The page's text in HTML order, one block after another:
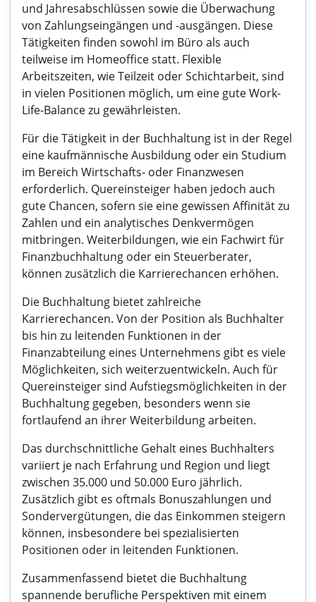
und Jahresabschlüssen sowie die Überwachung
von Zahlungseingängen und -ausgängen. Diese
Tätigkeiten finden sowohl im Büro als auch
teilweise im Homeoffice statt. Flexible
Arbeitszeiten, wie Teilzeit oder Schichtarbeit, sind
in vielen Positionen möglich, um eine gute Work-
Life-Balance zu gewährleisten.
Für die Tätigkeit in der Buchhaltung ist in der Regel
eine kaufmännische Ausbildung oder ein Studium
im Bereich Wirtschafts- oder Finanzwesen
erforderlich. Quereinsteiger haben jedoch auch
gute Chancen, sofern sie eine gewissen Affinität zu
Zahlen und ein analytisches Denkvermögen
mitbringen. Weiterbildungen, wie ein Fachwirt für
Finanzbuchhaltung oder ein Steuerberater,
können zusätzlich die Karrierechancen erhöhen.
Die Buchhaltung bietet zahlreiche
Karrierechancen. Von der Position als Buchhalter
bis hin zu leitenden Funktionen in der
Finanzabteilung eines Unternehmens gibt es viele
Möglichkeiten, sich weiterzuentwickeln. Auch für
Quereinsteiger sind Aufstiegsmöglichkeiten in der
Buchhaltung gegeben, besonders wenn sie
fortlaufend an ihrer Weiterbildung arbeiten.
Das durchschnittliche Gehalt eines Buchhalters
variiert je nach Erfahrung und Region und liegt
zwischen 35.000 und 50.000 Euro jährlich.
Zusätzlich gibt es oftmals Bonuszahlungen und
Sondervergütungen, die das Einkommen steigern
können, insbesondere bei spezialisierten
Positionen oder in leitenden Funktionen.
Zusammenfassend bietet die Buchhaltung
spannende berufliche Perspektiven mit einem